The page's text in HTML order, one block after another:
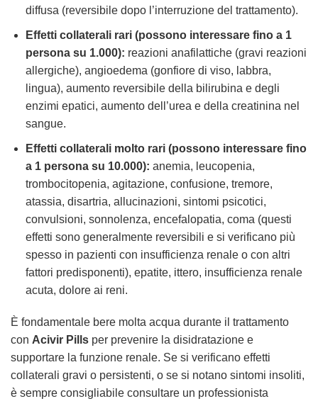
diffusa (reversibile dopo l’interruzione del trattamento).
Effetti collaterali rari (possono interessare fino a 1
persona su 1.000): reazioni anafilattiche (gravi reazioni
allergiche), angioedema (gonfiore di viso, labbra,
lingua), aumento reversibile della bilirubina e degli
enzimi epatici, aumento dell’urea e della creatinina nel
sangue.
Effetti collaterali molto rari (possono interessare fino
a 1 persona su 10.000): anemia, leucopenia,
trombocitopenia, agitazione, confusione, tremore,
atassia, disartria, allucinazioni, sintomi psicotici,
convulsioni, sonnolenza, encefalopatia, coma (questi
effetti sono generalmente reversibili e si verificano più
spesso in pazienti con insufficienza renale o con altri
fattori predisponenti), epatite, ittero, insufficienza renale
acuta, dolore ai reni.
È fondamentale bere molta acqua durante il trattamento
con Acivir Pills per prevenire la disidratazione e
supportare la funzione renale. Se si verificano effetti
collaterali gravi o persistenti, o se si notano sintomi insoliti,
è sempre consigliabile consultare un professionista